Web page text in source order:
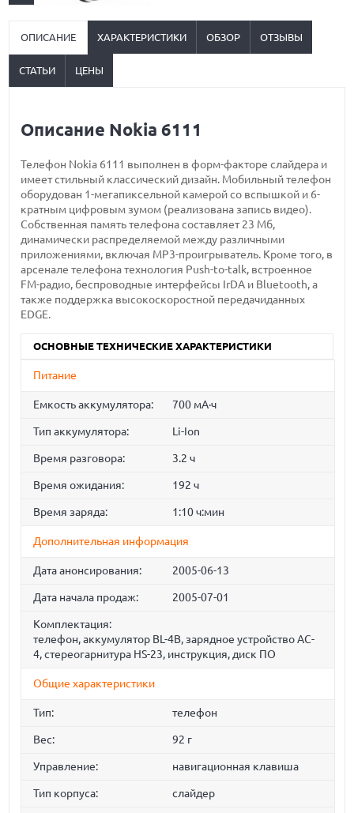
ОПИСАНИЕ ХАРАКТЕРИСТИКИ ОБЗОР ОТЗЫВЫ
СТАТЬИ ЦЕНЫ
Описание Nokia 6111
Телефон Nokia 6111 выполнен в форм-факторе слайдера и
имеет стильный классический дизайн. Мобильный телефон
оборудован 1-мегапиксельной камерой со вспышкой и 6-
кратным цифровым зумом (реализована запись видео).
Собственная память телефона составляет 23 Мб,
динамически распределяемой между различными
приложениями, включая MP3-проигрыватель. Кроме того, в
арсенале телефона технология Push-to-talk, встроенное
FM-радио, беспроводные интерфейсы IrDA и Bluetooth, а
также поддержка высокоскоростной передачиданных
EDGE.
ОСНОВНЫЕ ТЕХНИЧЕСКИЕ ХАРАКТЕРИСТИКИ
Питание
Емкость аккумулятора: 700 мА·ч
Тип аккумулятора: Li-Ion
Время разговора: 3.2 ч
Время ожидания: 192 ч
Время заряда: 1:10 ч:мин
Дополнительная информация
Дата анонсирования: 2005-06-13
Дата начала продаж: 2005-07-01
Комплектация:
телефон, аккумулятор BL-4B, зарядное устройство AC-
4, стереогарнитура HS-23, инструкция, диск ПО
Общие характеристики
Тип: телефон
Вес: 92 г
Управление: навигационная клавиша
Тип корпуса: слайдер